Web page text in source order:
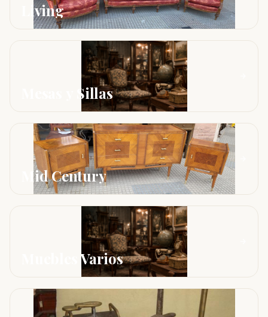
Living
Mesas y Sillas
Mid Century
Muebles Varios